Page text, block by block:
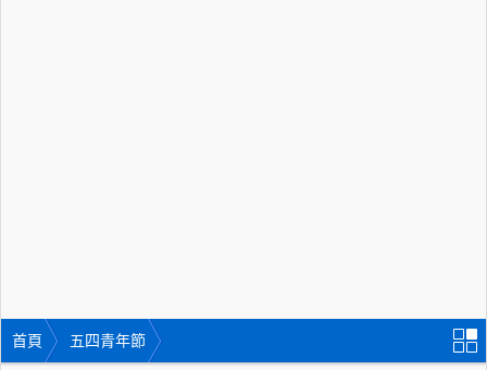
首頁 五四青年節